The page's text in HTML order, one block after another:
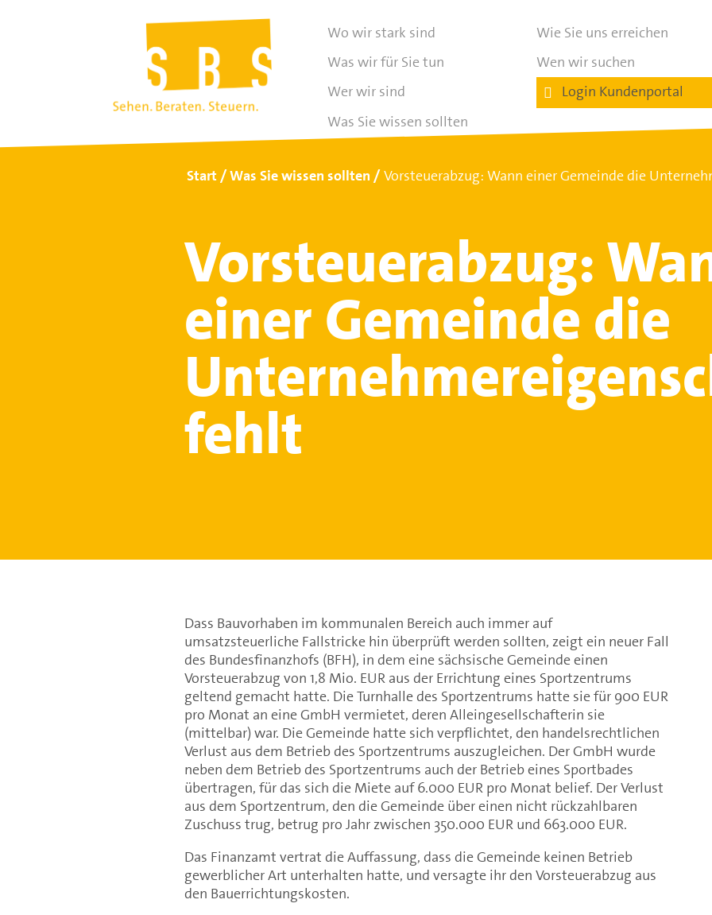
Wo wir stark sind
Was wir für Sie tun
Wer wir sind
Was Sie wissen sollten
Wie Sie uns erreichen
Wen wir suchen
Login Kundenportal
Start Was Sie wissen sollten Vorsteuerabzug: Wann einer Gemeinde die
Vorsteuerabzug:
einer Gemeinde die
fehlt
Dass Bauvorhaben im kommunalen Bereich auch immer auf
umsatzsteuerliche Fallstricke hin überprüft werden sollten, zeigt ein neuer Fall
des Bundesfinanzhofs (BFH), in dem eine sächsische Gemeinde einen
Vorsteuerabzug von 1,8 Mio. EUR aus der Errichtung eines Sportzentrums
geltend gemacht hatte. Die Turnhalle des Sportzentrums hatte sie für 900 EUR
pro Monat an eine GmbH vermietet, deren Alleingesellschafterin sie
(mittelbar) war. Die Gemeinde hatte sich verpflichtet, den handelsrechtlichen
Verlust aus dem Betrieb des Sportzentrums auszugleichen. Der GmbH wurde
neben dem Betrieb des Sportzentrums auch der Betrieb eines Sportbades
übertragen, für das sich die Miete auf 6.000 EUR pro Monat belief. Der Verlust
aus dem Sportzentrum, den die Gemeinde über einen nicht rückzahlbaren
Zuschuss trug, betrug pro Jahr zwischen 350.000 EUR und 663.000 EUR.
Das Finanzamt vertrat die Auffassung, dass die Gemeinde keinen Betrieb
gewerblicher Art unterhalten hatte, und versagte ihr den Vorsteuerabzug aus
den Bauerrichtungskosten.